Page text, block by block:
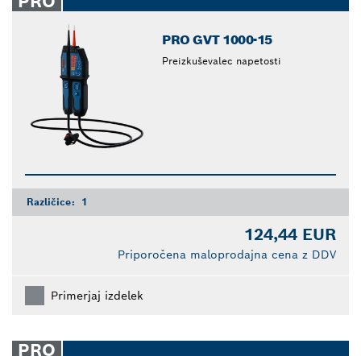
PRO GVT 1000-15
Preizkuševalec napetosti
Različice: 1
124,44 EUR
Priporočena maloprodajna cena z DDV
Primerjaj izdelek
PRO